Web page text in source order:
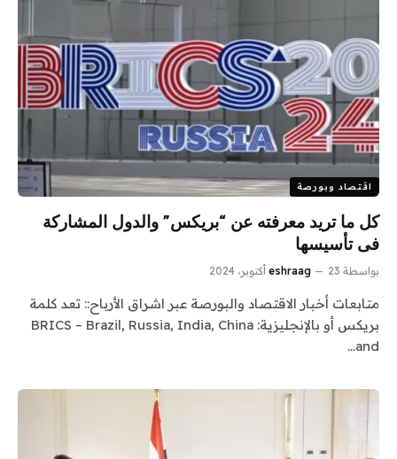
اقتصاد وبورصة
كل ما تريد معرفته عن “بريكس” والدول المشاركة
فى تأسيسها
بواسطة eshraag 23 أكتوبر، 2024
متابعات أخبار الاقتصاد والبورصة عبر اشراق الأرباح:: تعد كلمة
بريكس أو بالإنجليزية: BRICS – Brazil, Russia, India, China
and…